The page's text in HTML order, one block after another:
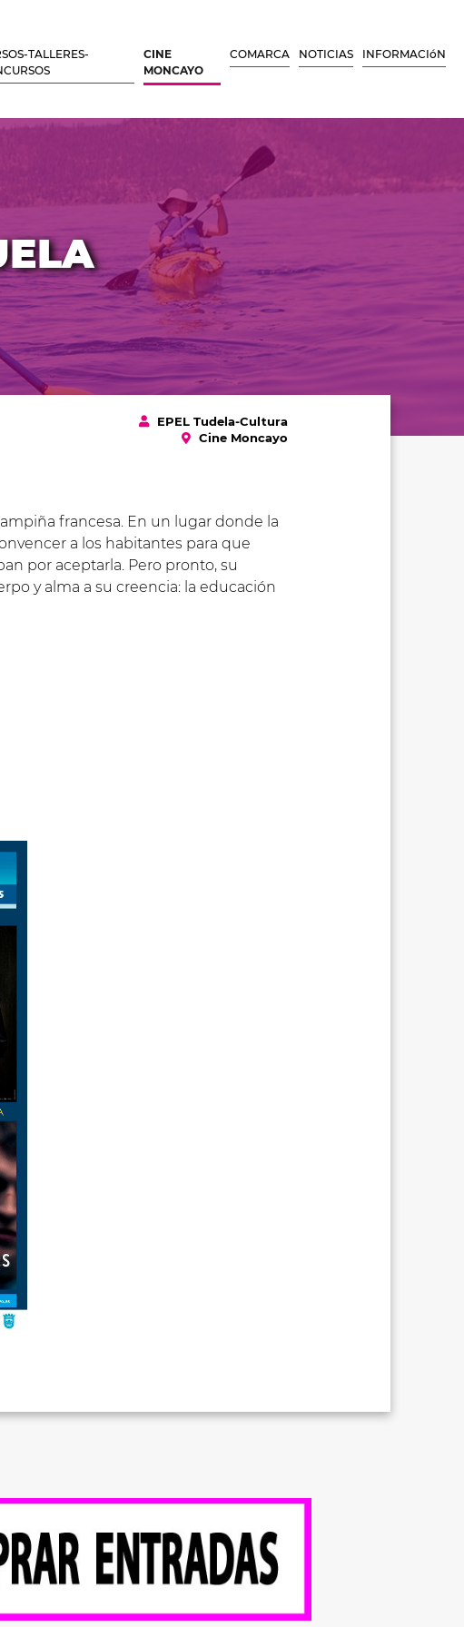
TALLERES-
CINE
MONCAYO
COMARCA NOTICIAS INFORMACIóN
EPEL Tudela-Cultura
Cine Moncayo
francesa. En un lugar donde la
a los habitantes para que
por aceptarla. Pero pronto, su
y alma a su creencia: la educación